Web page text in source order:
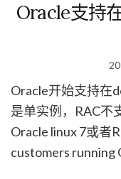
Oracle支持
Oracle开始支持在
是单实例，RAC不
Oracle linux 7或者
customers running